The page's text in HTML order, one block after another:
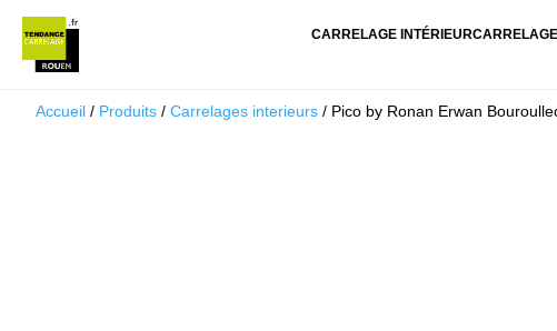
CARRELAGE INTÉRIEUR
Accueil / Produits / Carrelages interieurs / Pico by Ronan Erwan